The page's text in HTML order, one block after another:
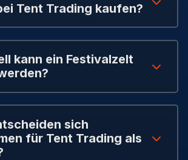
Tent Trading kaufen?
kann ein Festivalzelt
sich
für Tent Trading als